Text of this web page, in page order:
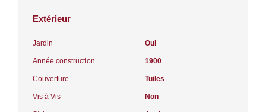
Extérieur
Jardin Oui
Année construction 1900
Couverture Tuiles
Vis à Vis Non